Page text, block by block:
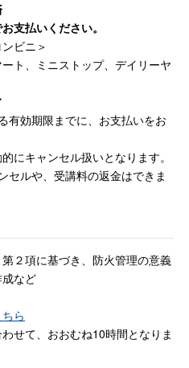
お支払いください。
ビニ＞
、ミニストップ、デイリーヤ
効期限までに、お支払いをお
ャンセル扱いとなります。
や、受講料の返金はできま
２項に基づき、防火管理の意義
など
ら
せて、おおむね10時間となりま